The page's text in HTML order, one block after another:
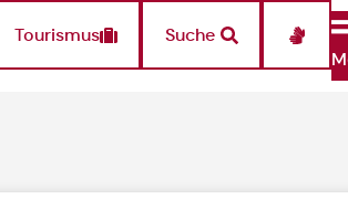
Tourismus
Suche